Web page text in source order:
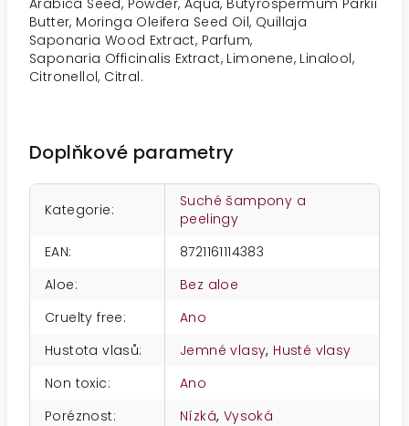
Arabica Seed, Powder, Aqua, Butyrospermum Parkii
Butter, Moringa Oleifera Seed Oil, Quillaja
Saponaria Wood Extract, Parfum,
Saponaria Officinalis Extract, Limonene, Linalool,
Citronellol, Citral.
Doplňkové parametry
Kategorie:
Suché šampony a
peelingy
EAN:
8721161114383
Aloe:
Bez aloe
Cruelty free:
Ano
Hustota vlasů: Jemné vlasy, Husté vlasy
Non toxic:
Ano
Poréznost: Nízká, Vysoká